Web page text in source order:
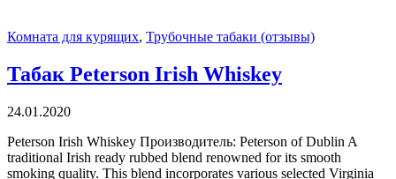
Комната для курящих, Трубочные табаки (отзывы)
Табак Peterson Irish Whiskey
24.01.2020
Peterson Irish Whiskey Производитель: Peterson of Dublin A
traditional Irish ready rubbed blend renowned for its smooth
smoking quality. This blend incorporates various selected Virginia